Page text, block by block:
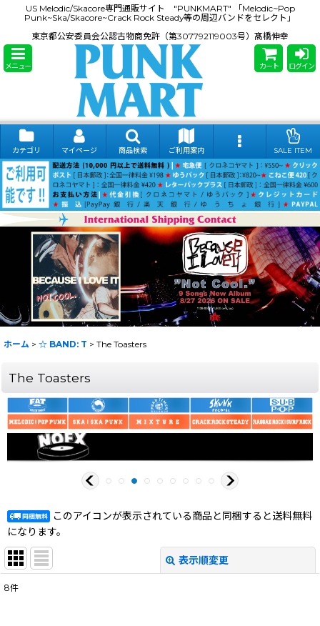
US Melodic/Skacore専門通販サイト "PUNKMART" 「Melodic~Pop
Punk~Ska/Skacore~Crack Rock Steady等の周辺バンドをセレクト」
東京都公安委員会公認古物商免許（第307792119003号）髙橋伸幸
メニュー カート ログイン
カテゴリ マイページ 商品検索 ご利用案内 SALE ITEM
ホーム > ☆ BAND: T > The Toasters
The Toasters
このアイコンが表示されている商品と同梱すると送料無料
になります。
表示順変更
8件